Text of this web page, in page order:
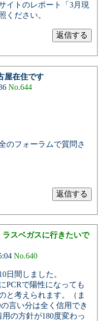
イトのレポート「3月現
ください。
屋在住です
No.644
のフォーラムで質問さ
スベガスに行きたいで
No.640
日間しました。
PCRで陽性になっても
と考えられます。（ま
言い分は全く信用でき
の方針が180度変わっ